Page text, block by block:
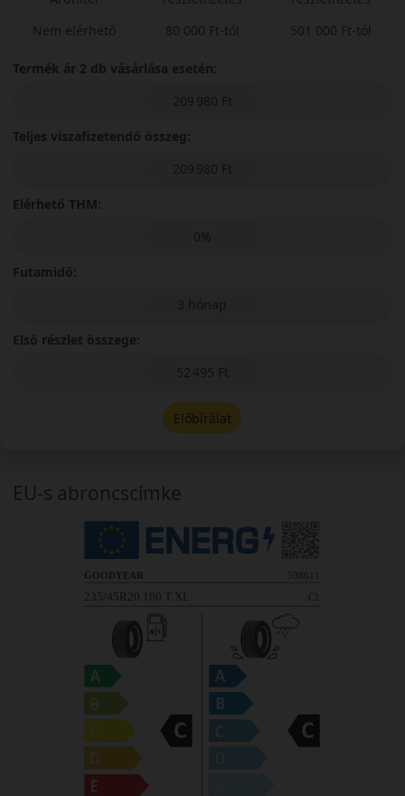
Nem elérhető
80 000 Ft-tól
501 000 Ft-tól
Termék ár 2 db vásárlása esetén:
209 980 Ft
Teljes viszafizetendő összeg:
209 980 Ft
Elérhető THM:
0%
Futamidő:
3 hónap
Első részlet összege:
52 495 Ft
Előbírálat
EU-s abroncscímke